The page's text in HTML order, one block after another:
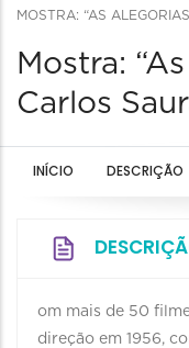
MOSTRA: “AS
Mostra:
Carlos
INÍCIO DESCRIÇÃO
om mais de 50
direção em 1956,